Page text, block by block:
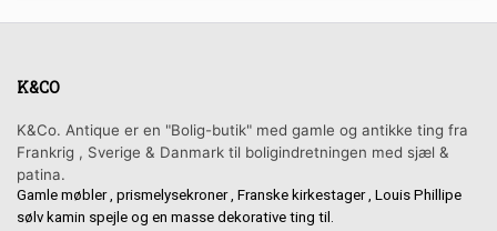
K&CO
K&Co. Antique er en "Bolig-butik" med gamle og antikke ting fra
Frankrig , Sverige & Danmark til boligindretningen med sjæl &
patina.
Gamle møbler , prismelysekroner , Franske kirkestager , Louis Phillipe
sølv kamin spejle og en masse dekorative ting til.